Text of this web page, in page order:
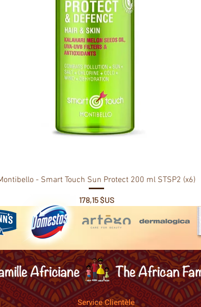
- Smart Touch Sun Protect 200 ml STSP2 (x6)
Prix
178,15 $US
Service Clientèle